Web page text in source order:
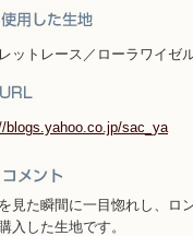
ットレース／ローラワイゼ
blogs.yahoo.co.jp/sac_ya
見た瞬間に一目惚れし、ロ
入した生地です。